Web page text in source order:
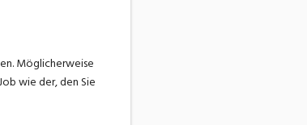
Möglicherweise
wie der, den Sie